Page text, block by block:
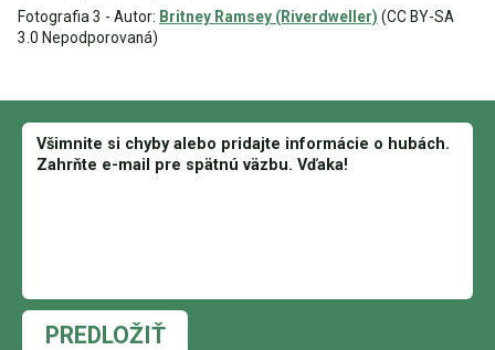
Fotografia 3 - Autor: Britney Ramsey (Riverdweller) (CC BY-SA
3.0 Nepodporovaná)
PREDLOŽIŤ